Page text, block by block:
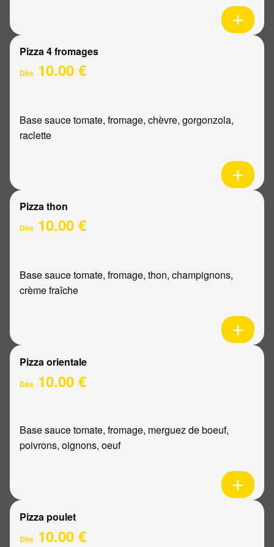
Pizza 4 fromages
Dès 10.00 €
Base sauce tomate, fromage, chèvre, gorgonzola,
raclette
Pizza thon
Dès 10.00 €
Base sauce tomate, fromage, thon, champignons,
crème fraîche
Pizza orientale
Dès 10.00 €
Base sauce tomate, fromage, merguez de boeuf,
poivrons, oignons, oeuf
Pizza poulet
Dès 10.00 €